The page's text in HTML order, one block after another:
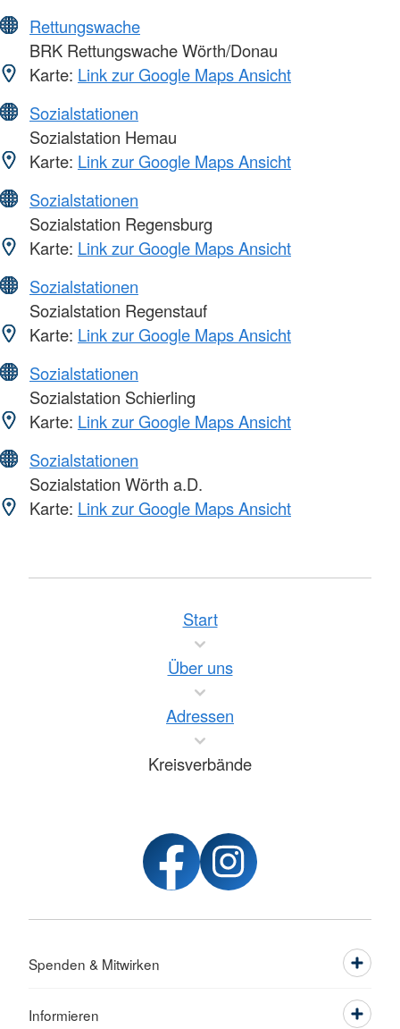
Rettungswache
BRK Rettungswache Wörth/Donau
Karte: Link zur Google Maps Ansicht
Sozialstationen
Sozialstation Hemau
Karte: Link zur Google Maps Ansicht
Sozialstationen
Sozialstation Regensburg
Karte: Link zur Google Maps Ansicht
Sozialstationen
Sozialstation Regenstauf
Karte: Link zur Google Maps Ansicht
Sozialstationen
Sozialstation Schierling
Karte: Link zur Google Maps Ansicht
Sozialstationen
Sozialstation Wörth a.D.
Karte: Link zur Google Maps Ansicht
Start
Über uns
Adressen
Kreisverbände
Spenden & Mitwirken
Informieren